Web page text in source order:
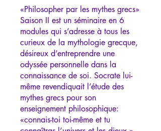
«Philosopher par les mythes grecs»
Saison II est un séminaire en 6
modules qui s’adresse à tous les
curieux de la mythologie grecque,
désireux d’entreprendre une
odyssée personnelle dans la
connaissance de soi. Socrate lui-
même revendiquait l’étude des
mythes grecs pour son
enseignement philosophique:
«connais-toi toi-même et tu